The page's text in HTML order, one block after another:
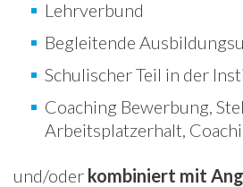
Lehrverbund
Begleitende
Schulischer Teil in der
Coaching Bewerbung,
Arbeitsplatzerhalt,
und/oder kombiniert mit